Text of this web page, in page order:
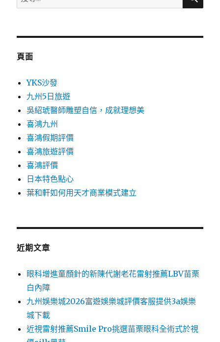
尋
鍵
頁面
YKS沙發
九州5日旅遊
吳紹琥醫師雕塑自信，成就理想美
喜鴻九州
喜鴻假期評價
喜鴻旅遊評價
喜鴻評價
日本特色點心
葉和軒如何用天才商業模式建立
近期文章
眼科增進童顏針的新陳代謝老花雷射推薦LBV苗栗
白內障
九州娛樂城2026富遊娛樂城評價客服提供3a娛樂
城下載
近視雷射推薦Smile Pro挑選苗栗眼科全術式於視